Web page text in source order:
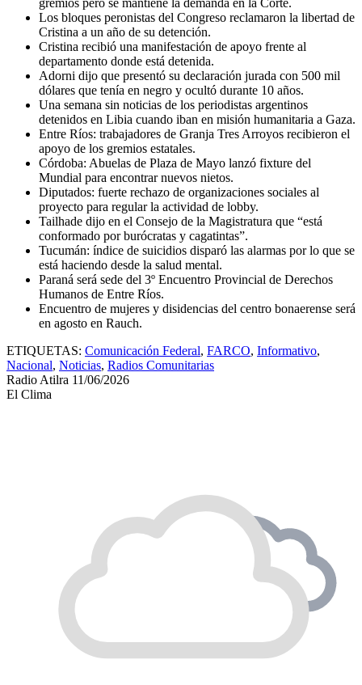
Los bloques peronistas del Congreso reclamaron la libertad de
Cristina a un año de su detención.
Cristina recibió una manifestación de apoyo frente al
departamento donde está detenida.
Adorni dijo que presentó su declaración jurada con 500 mil
dólares que tenía en negro y ocultó durante 10 años.
Una semana sin noticias de los periodistas argentinos
detenidos en Libia cuando iban en misión humanitaria a Gaza.
Entre Ríos: trabajadores de Granja Tres Arroyos recibieron el
apoyo de los gremios estatales.
Córdoba: Abuelas de Plaza de Mayo lanzó fixture del
Mundial para encontrar nuevos nietos.
Diputados: fuerte rechazo de organizaciones sociales al
proyecto para regular la actividad de lobby.
Tailhade dijo en el Consejo de la Magistratura que “está
conformado por burócratas y cagatintas”.
Tucumán: índice de suicidios disparó las alarmas por lo que se
está haciendo desde la salud mental.
Paraná será sede del 3º Encuentro Provincial de Derechos
Humanos de Entre Ríos.
Encuentro de mujeres y disidencias del centro bonaerense será
en agosto en Rauch.
ETIQUETAS: Comunicación Federal, FARCO, Informativo,
Nacional, Noticias, Radios Comunitarias
Radio Atilra 11/06/2026
El Clima